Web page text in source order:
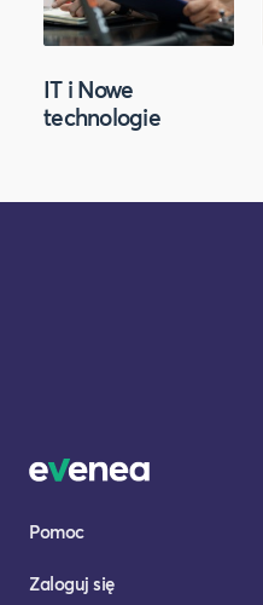
IT i Nowe
technologie
Pomoc
Zaloguj się